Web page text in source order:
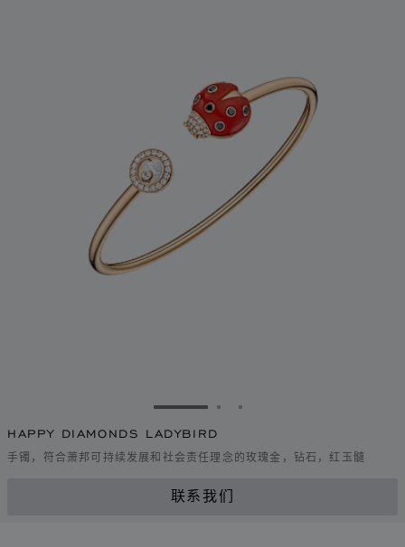
转到幻灯片 1转到幻灯片 2
转到幻灯片 3
HAPPY DIAMONDS LADYBIRD
手镯，符合萧邦可持续发展和社会责任理念的玫瑰金，钻石，红玉髓
联系我们